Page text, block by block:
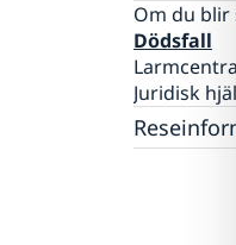
Om du
Dödsfall
Juridisk
Allmänna